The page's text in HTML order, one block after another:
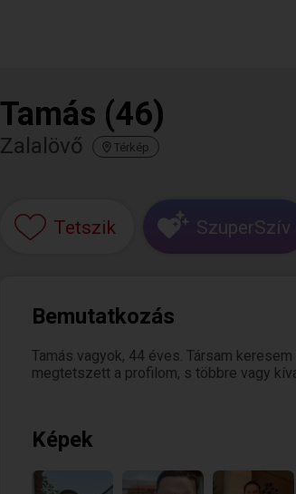
Tamás (46)
Zalalövő Térkép
Tetszik SzuperSzív
Bemutatkozás
Tamás vagyok, 44 éves. Társam
megtetszett a profilom, s többre vagy
Képek